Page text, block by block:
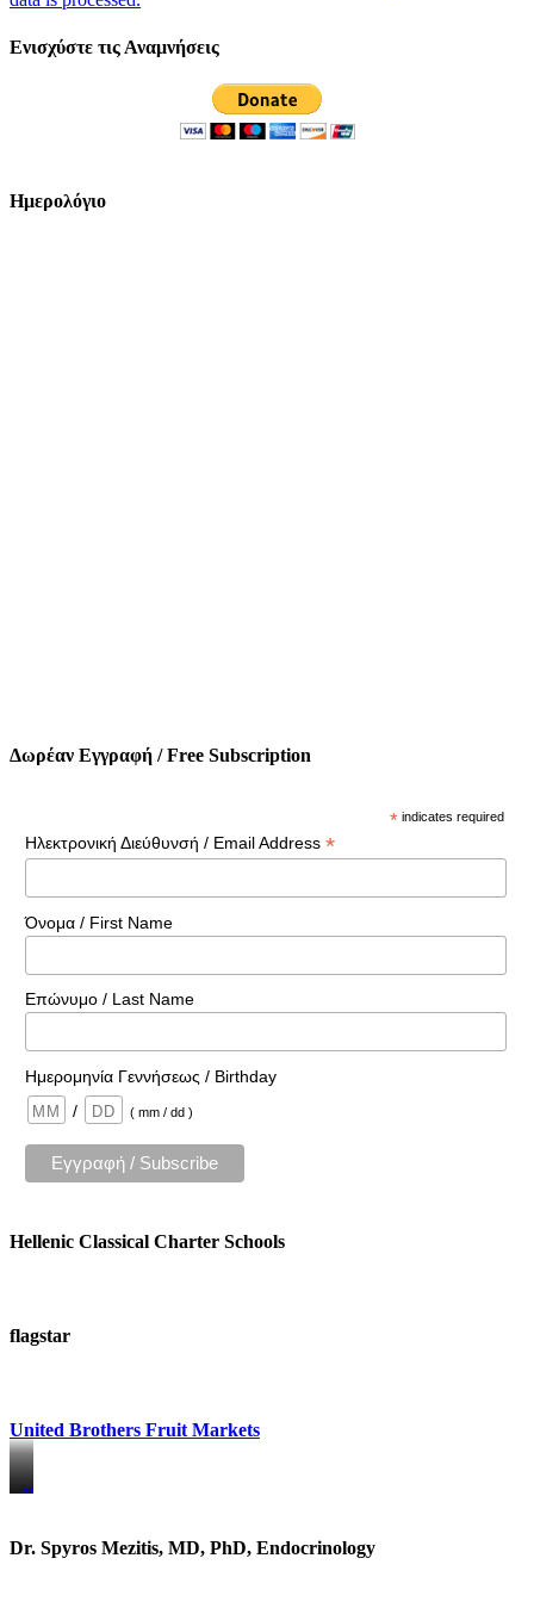
Ενισχύστε τις Αναμνήσεις
Ημερολόγιο
Δωρέαν Εγγραφή / Free Subscription
* indicates required
Ηλεκτρονική Διεύθυνσή / Email Address *
Όνομα / First Name
Επώνυμο / Last Name
Ημερομηνία Γεννήσεως / Birthday
/
( mm / dd )
Hellenic Classical Charter Schools
flagstar
United Brothers Fruit Markets
https://www.unitedbrothersfruitmarkets.com/
https://www.unitedbrothersfruitmarkets.com/
Dr. Spyros Mezitis, MD, PhD, Endocrinology